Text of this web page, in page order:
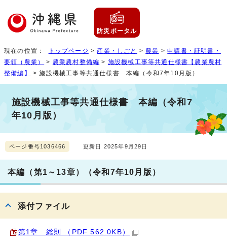
防災ポータル
現在の位置： トップページ > 産業・しごと > 農業 >申請書・証明書・
要領（農業）
> 農業農村整備編 > 施設機械工事等共通仕様書【農業農村
整備編】
> 施設機械工事等共通仕様書 本編（令和7年10月版）
施設機械工事等共通仕様書 本編（令和7
年10月版）
ページ番号1036466 更新日 2025年9月29日
本編（第1～13章）（令和7年10月版）
添付ファイル
第1章 総則 （PDF 562.0KB）